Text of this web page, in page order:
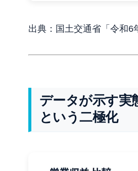
出典：国土交通省「令和6
データが示す実
という二極化